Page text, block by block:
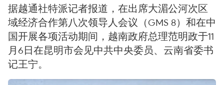
据越通社特派记者报道，在出席大湄公河次区
域经济合作第八次领导人会议（GMS 8）和在中
国开展各项活动期间，越南政府总理范明政于11
月6日在昆明市会见中共中央委员、云南省委书
记王宁。